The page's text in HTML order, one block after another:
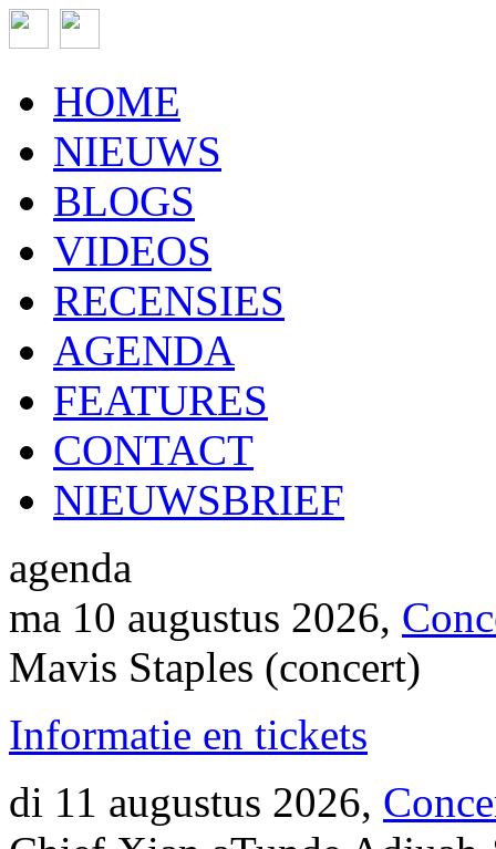
HOME
NIEUWS
BLOGS
VIDEOS
RECENSIES
AGENDA
FEATURES
CONTACT
NIEUWSBRIEF
agenda
ma 10 augustus 2026,
Mavis Staples (concert)
Informatie en tickets
di 11 augustus 2026,